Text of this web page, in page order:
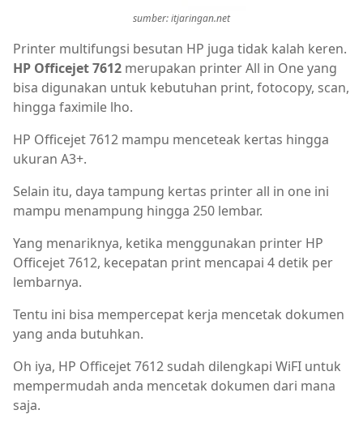
sumber: itjaringan.net
Printer multifungsi besutan HP juga tidak kalah keren.
HP Officejet 7612 merupakan printer All in One yang
bisa digunakan untuk kebutuhan print, fotocopy, scan,
hingga faximile lho.
HP Officejet 7612 mampu menceteak kertas hingga
ukuran A3+.
Selain itu, daya tampung kertas printer all in one ini
mampu menampung hingga 250 lembar.
Yang menariknya, ketika menggunakan printer HP
Officejet 7612, kecepatan print mencapai 4 detik per
lembarnya.
Tentu ini bisa mempercepat kerja mencetak dokumen
yang anda butuhkan.
Oh iya, HP Officejet 7612 sudah dilengkapi WiFI untuk
mempermudah anda mencetak dokumen dari mana
saja.